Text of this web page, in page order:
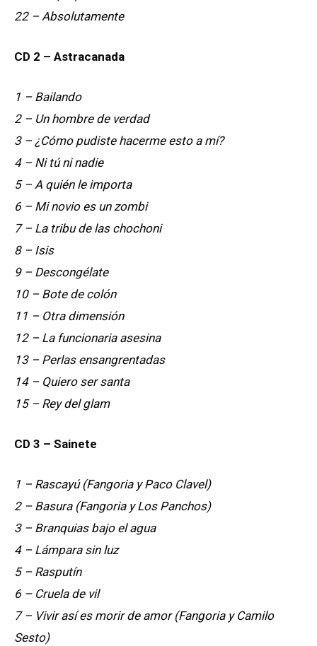
22 – Absolutamente
CD 2 – Astracanada
1 – Bailando
2 – Un hombre de verdad
3 – ¿Cómo pudiste hacerme esto a mí?
4 – Ni tú ni nadie
5 – A quién le importa
6 – Mi novio es un zombi
7 – La tribu de las chochoni
8 – Isis
9 – Descongélate
10 – Bote de colón
11 – Otra dimensión
12 – La funcionaria asesina
13 – Perlas ensangrentadas
14 – Quiero ser santa
15 – Rey del glam
CD 3 – Sainete
1 – Rascayú (Fangoria y Paco Clavel)
2 – Basura (Fangoria y Los Panchos)
3 – Branquias bajo el agua
4 – Lámpara sin luz
5 – Rasputín
6 – Cruela de vil
7 – Vivir así es morir de amor (Fangoria y Camilo
Sesto)